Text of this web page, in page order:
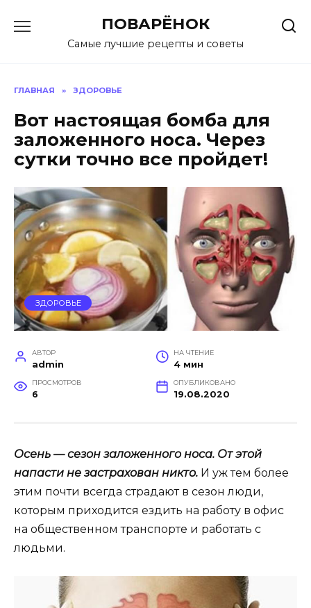
содержанию
ПОВАРЁНОК
Самые лучшие рецепты и советы
ГЛАВНАЯ » ЗДОРОВЬЕ
Вот настоящая бомба для
заложенного носа. Через
сутки точно все пройдет!
ЗДОРОВЬЕ
АВТОР
admin
НА ЧТЕНИЕ
4 мин
ПРОСМОТРОВ
6
ОПУБЛИКОВАНО
19.08.2020
Осень — сезон заложенного носа. От этой
напасти не застрахован никто. И уж тем более
этим почти всегда страдают в сезон люди,
которым приходится ездить на работу в офис
на общественном транспорте и работать с
людьми.